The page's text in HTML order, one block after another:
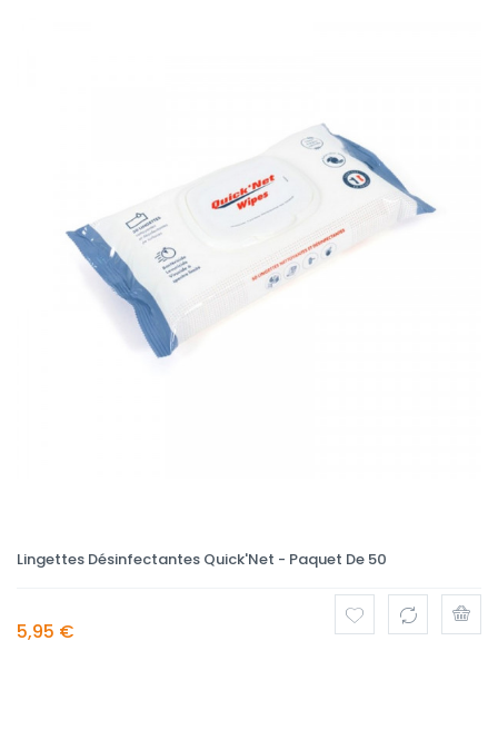
Lingettes Désinfectantes Quick'Net - Paquet De 50
5,95 €